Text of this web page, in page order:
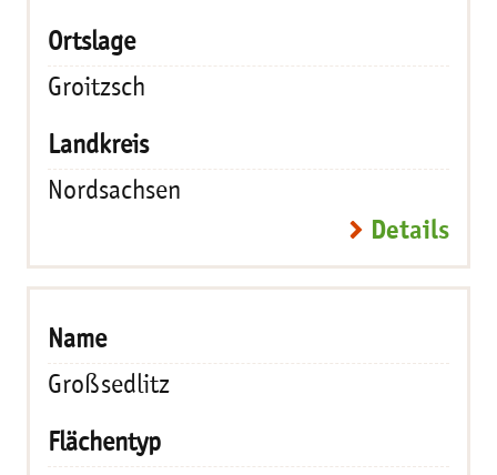
Groitzsch
Nordsachsen
Details
Großsedlitz